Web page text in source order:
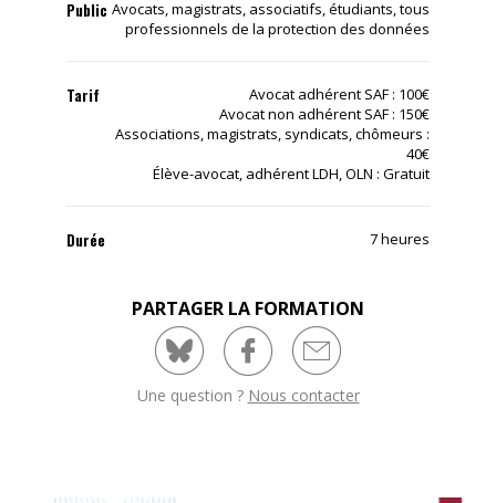
Public Avocats, magistrats, associatifs, étudiants, tous
professionnels de la protection des données
Tarif
Avocat adhérent SAF : 100€
Avocat non adhérent SAF : 150€
Associations, magistrats, syndicats, chômeurs :
40€
Élève-avocat, adhérent LDH, OLN : Gratuit
Durée 7 heures
PARTAGER LA FORMATION
Une question ? Nous contacter